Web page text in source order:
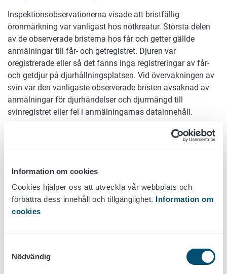
Information om cookies
Cookies hjälper oss att utveckla vår webbplats och
förbättra dess innehåll och tillgänglighet. Information om
cookies
Nödvändig
Inspektionsobservationerna visade att bristfällig
öronmärkning var vanligast hos nötkreatur. Största delen
av de observerade bristerna hos får och getter gällde
anmälningar till får- och getregistret. Djuren var
oregistrerade eller så det fanns inga registreringar av får-
och getdjur på djurhållningsplatsen. Vid övervakningen av
svin var den vanligaste observerade bristen avsaknad av
anmälningar för djurhändelser och djurmängd till
svinregistret eller fel i anmälningarnas datainnehåll.
Iakttagandet av tidsfristerna för anmälningar till
djurregistret spelar en nyckelroll i bekämpningen av
sjukdomssituation behövs så aktuell information som
möjligt om djurens läge och förflyttningar. Vid
urvalskontrollerna konstaterades att 79 % av
nötkreaturshållarna och 69 % av får- och gethållarna hade
iakttagit alla de tidsfrister som fastställts för
djurhållningsplatserna och djurhållningen till djurhållar-